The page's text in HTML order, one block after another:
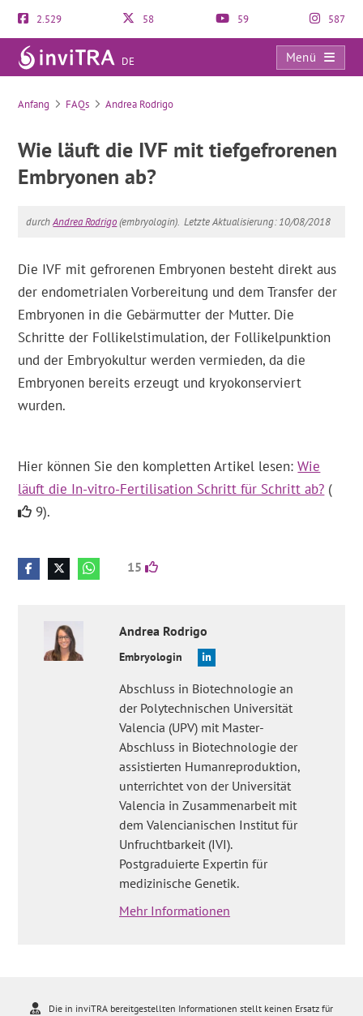
2.529 58 59 587
DE
Menü
FAQs
Anfang FAQs Andrea Rodrigo
Wie läuft die IVF mit tiefgefrorenen
Embryonen ab?
durchAndrea Rodrigo(embryologin). Letzte Aktualisierung: 10/08/2018
Die IVF mit gefrorenen Embryonen besteht direkt aus
der endometrialen Vorbereitung und dem Transfer der
Embryonen in die Gebärmutter der Mutter. Die
Schritte der Follikelstimulation, der Follikelpunktion
und der Embryokultur werden vermieden, da die
Embryonen bereits erzeugt und kryokonserviert
wurden.
Hier können Sie den kompletten Artikel lesen:Wie
läuft die In-vitro-Fertilisation Schritt für Schritt ab? (
9).
15
Andrea Rodrigo
Embryologin
Abschluss in Biotechnologie an
der Polytechnischen Universität
Valencia (UPV) mit Master-
Abschluss in Biotechnologie der
assistierten Humanreproduktion,
unterrichtet von der Universität
Valencia in Zusammenarbeit mit
dem Valencianischen Institut für
Unfruchtbarkeit (IVI).
Postgraduierte Expertin für
medizinische Genetik.
Mehr Informationen
Die in inviTRA bereitgestellten Informationen stellt keinen Ersatz für